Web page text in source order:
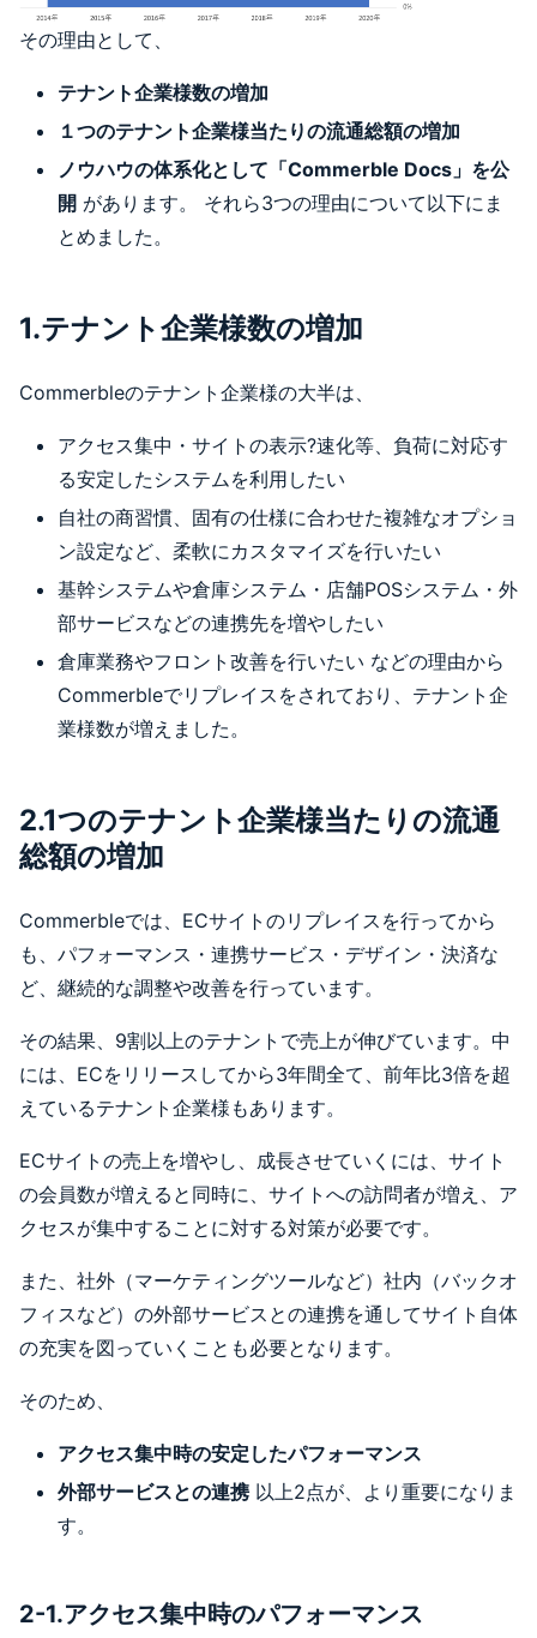
その理由として、
テナント企業様数の増加
１つのテナント企業様当たりの流通総額の増加
ノウハウの体系化として「Commerble Docs」を公
開 があります。 それら3つの理由について以下にま
とめました。
1.テナント企業様数の増加
Commerbleのテナント企業様の大半は、
アクセス集中・サイトの表示?速化等、負荷に対応す
る安定したシステムを利用したい
自社の商習慣、固有の仕様に合わせた複雑なオプショ
ン設定など、柔軟にカスタマイズを行いたい
基幹システムや倉庫システム・店舗POSシステム・外
部サービスなどの連携先を増やしたい
倉庫業務やフロント改善を行いたい などの理由から
Commerbleでリプレイスをされており、テナント企
業様数が増えました。
2.1つのテナント企業様当たりの流通
総額の増加
Commerbleでは、ECサイトのリプレイスを行ってから
も、パフォーマンス・連携サービス・デザイン・決済な
ど、継続的な調整や改善を行っています。
その結果、9割以上のテナントで売上が伸びています。中
には、ECをリリースしてから3年間全て、前年比3倍を超
えているテナント企業様もあります。
ECサイトの売上を増やし、成長させていくには、サイト
の会員数が増えると同時に、サイトへの訪問者が増え、ア
クセスが集中することに対する対策が必要です。
また、社外（マーケティングツールなど）社内（バックオ
フィスなど）の外部サービスとの連携を通してサイト自体
の充実を図っていくことも必要となります。
そのため、
アクセス集中時の安定したパフォーマンス
外部サービスとの連携 以上2点が、より重要になりま
す。
2-1.アクセス集中時のパフォーマンス